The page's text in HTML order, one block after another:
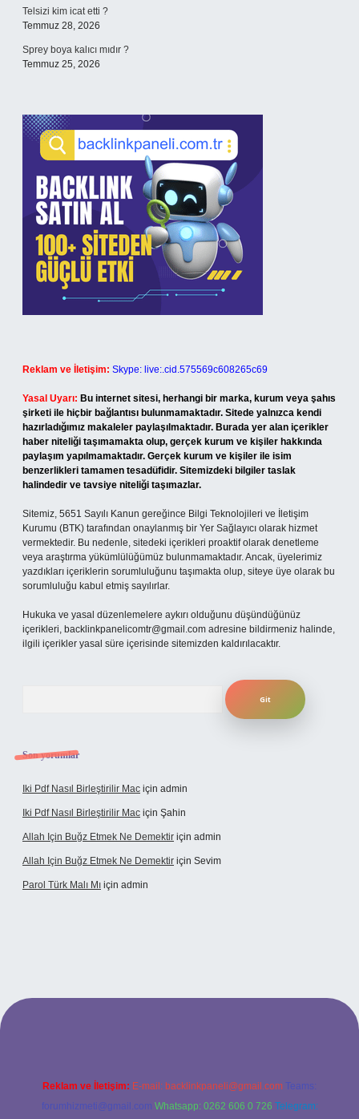
Telsizi kim icat etti ?
Temmuz 28, 2026
Sprey boya kalıcı mıdır ?
Temmuz 25, 2026
Reklam ve İletişim: Skype: live:.cid.575569c608265c69
Yasal Uyarı: Bu internet sitesi, herhangi bir marka, kurum veya şahıs
şirketi ile hiçbir bağlantısı bulunmamaktadır. Sitede yalnızca kendi
hazırladığımız makaleler paylaşılmaktadır. Burada yer alan içerikler
haber niteliği taşımamakta olup, gerçek kurum ve kişiler hakkında
paylaşım yapılmamaktadır. Gerçek kurum ve kişiler ile isim
benzerlikleri tamamen tesadüfidir. Sitemizdeki bilgiler taslak
halindedir ve tavsiye niteliği taşımazlar.
Sitemiz, 5651 Sayılı Kanun gereğince Bilgi Teknolojileri ve İletişim
Kurumu (BTK) tarafından onaylanmış bir Yer Sağlayıcı olarak hizmet
vermektedir. Bu nedenle, sitedeki içerikleri proaktif olarak denetleme
veya araştırma yükümlülüğümüz bulunmamaktadır. Ancak, üyelerimiz
yazdıkları içeriklerin sorumluluğunu taşımakta olup, siteye üye olarak bu
sorumluluğu kabul etmiş sayılırlar.
Hukuka ve yasal düzenlemelere aykırı olduğunu düşündüğünüz
içerikleri, backlinkpanelicomtr@gmail.com adresine bildirmeniz halinde,
ilgili içerikler yasal süre içerisinde sitemizden kaldırılacaktır.
Son yorumlar
Iki Pdf Nasıl Birleştirilir Mac için admin
Iki Pdf Nasıl Birleştirilir Mac için Şahin
Allah Için Buğz Etmek Ne Demektir için admin
Allah Için Buğz Etmek Ne Demektir için Sevim
Parol Türk Malı Mı için admin
giriş
Reklam ve İletişim: E-mail: backlinkpaneli@gmail.com Teams:
forumhizmeti@gmail.com Whatsapp: 0262 606 0 726 Telegram: